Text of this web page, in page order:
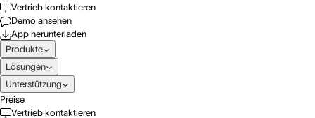
Vertrieb kontaktieren
Demo ansehen
App herunterladen
Produkte
Lösungen
Unterstützung
Preise
Vertrieb kontaktieren